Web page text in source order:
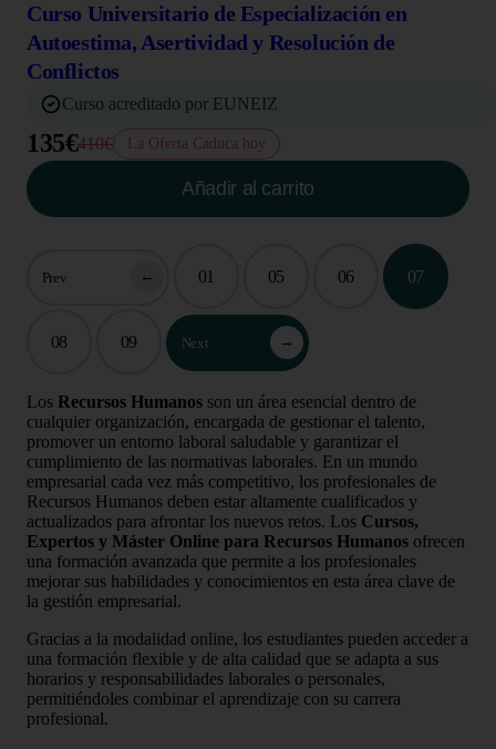
Curso Universitario de Especialización en
Autoestima, Asertividad y Resolución de
Conflictos
Curso acreditado por EUNEIZ
135€410€ La Oferta Caduca hoy
Añadir al carrito
Prev ← 01 05 06 07
08 09 Next →
Los Recursos Humanos son un área esencial dentro de
cualquier organización, encargada de gestionar el talento,
promover un entorno laboral saludable y garantizar el
cumplimiento de las normativas laborales. En un mundo
empresarial cada vez más competitivo, los profesionales de
Recursos Humanos deben estar altamente cualificados y
actualizados para afrontar los nuevos retos. Los Cursos,
Expertos y Máster Online para Recursos Humanos ofrecen
una formación avanzada que permite a los profesionales
mejorar sus habilidades y conocimientos en esta área clave de
la gestión empresarial.
Gracias a la modalidad online, los estudiantes pueden acceder a
una formación flexible y de alta calidad que se adapta a sus
horarios y responsabilidades laborales o personales,
permitiéndoles combinar el aprendizaje con su carrera
profesional.